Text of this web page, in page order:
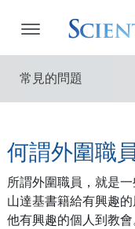
常見的問題
何謂外圍職
所謂外圍職員，就是
山達基書籍給有興趣
他有興趣的個人到教